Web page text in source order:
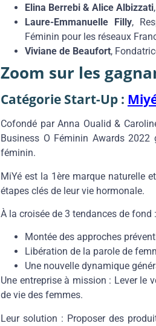
Elina Berrebi & Alice Albizzati
Laure-Emmanuelle Filly,
Féminin pour les réseaux
Viviane de Beaufort,
Zoom sur les
Catégorie Start-Up :
Cofondé par Anna Oualid &
Business O Féminin Awards
féminin.
MiYé est la 1ère marque naturelle et
étapes clés de leur vie hormonale.
À la croisée de 3 tendances de fond :
Montée des approches
Libération de la parole de
Une nouvelle dynamique
Une entreprise à mission : Lever le
de vie des femmes.
Leur solution : Proposer des